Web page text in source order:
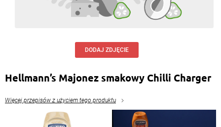
DODAJ ZDJĘCIE
Hellmann’s Majonez smakowy Chilli Charger
Więcej przepisów z użyciem tego produktu